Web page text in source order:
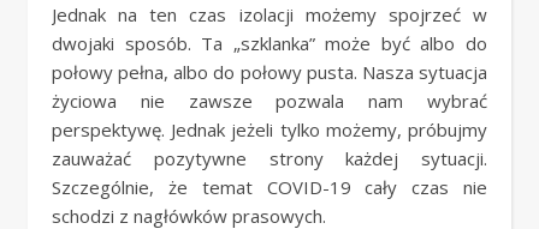
Jednak na ten czas izolacji możemy spojrzeć w
dwojaki sposób. Ta „szklanka” może być albo do
połowy pełna, albo do połowy pusta. Nasza sytuacja
życiowa nie zawsze pozwala nam wybrać
perspektywę. Jednak jeżeli tylko możemy, próbujmy
zauważać pozytywne strony każdej sytuacji.
Szczególnie, że temat COVID-19 cały czas nie
schodzi z nagłówków prasowych.